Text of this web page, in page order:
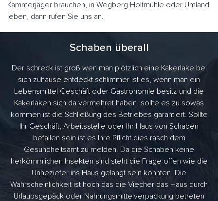
Kammerjäger brauchen, in Wegberg Holtmühle oder Umland
leben, dann rufen Sie uns an.
Schaben überall
Der schreck ist groß wen man plötzlich eine Kakerlake bei
sich zuhause entdeckt schlimmer ist es, wenn man ein
Lebensmittel Geschäft oder Gastronomie besitz und die
Kakerlaken sich da vermehret haben, sollte es zu sowas
kommen ist die Schließung des Betriebes garantiert. Sollte
Ihr Geschäft, Arbeitsstelle oder Ihr Haus von Schaben
befallen sein ist es Ihre Pflicht dies rasch dem
Gesundheitsamt zu melden. Da die Schaben keine
herkömmlichen Insekten sind steht die Frage offen wie die
Unheziefer ins Haus gelangt sein könnten. Die
Wahrscheinlichkeit ist hoch das die Viecher das Haus durch
Urlaubsgepäck oder Nahrungsmittelverpackung betreten